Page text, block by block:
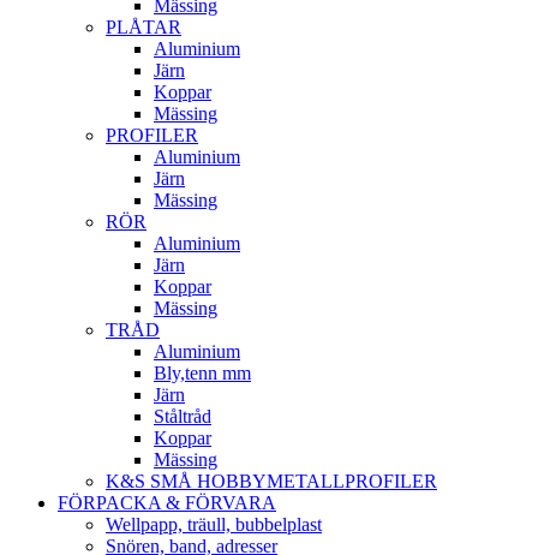
Mässing
PLÅTAR
Aluminium
Järn
Koppar
Mässing
PROFILER
Aluminium
Järn
Mässing
RÖR
Aluminium
Järn
Koppar
Mässing
TRÅD
Aluminium
Bly,tenn mm
Järn
Ståltråd
Koppar
Mässing
K&S SMÅ HOBBYMETALLPROFILER
FÖRPACKA & FÖRVARA
Wellpapp, träull, bubbelplast
Snören, band, adresser